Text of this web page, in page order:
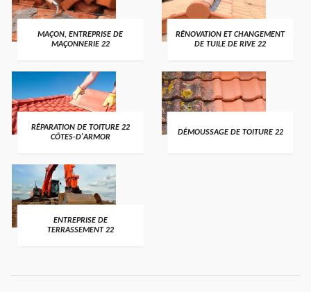
MAÇON, ENTREPRISE DE
MAÇONNERIE 22
RÉNOVATION ET CHANGEMENT
DE TUILE DE RIVE 22
RÉPARATION DE TOITURE 22
CÔTES-D'ARMOR
DÉMOUSSAGE DE TOITURE 22
ENTREPRISE DE
TERRASSEMENT 22